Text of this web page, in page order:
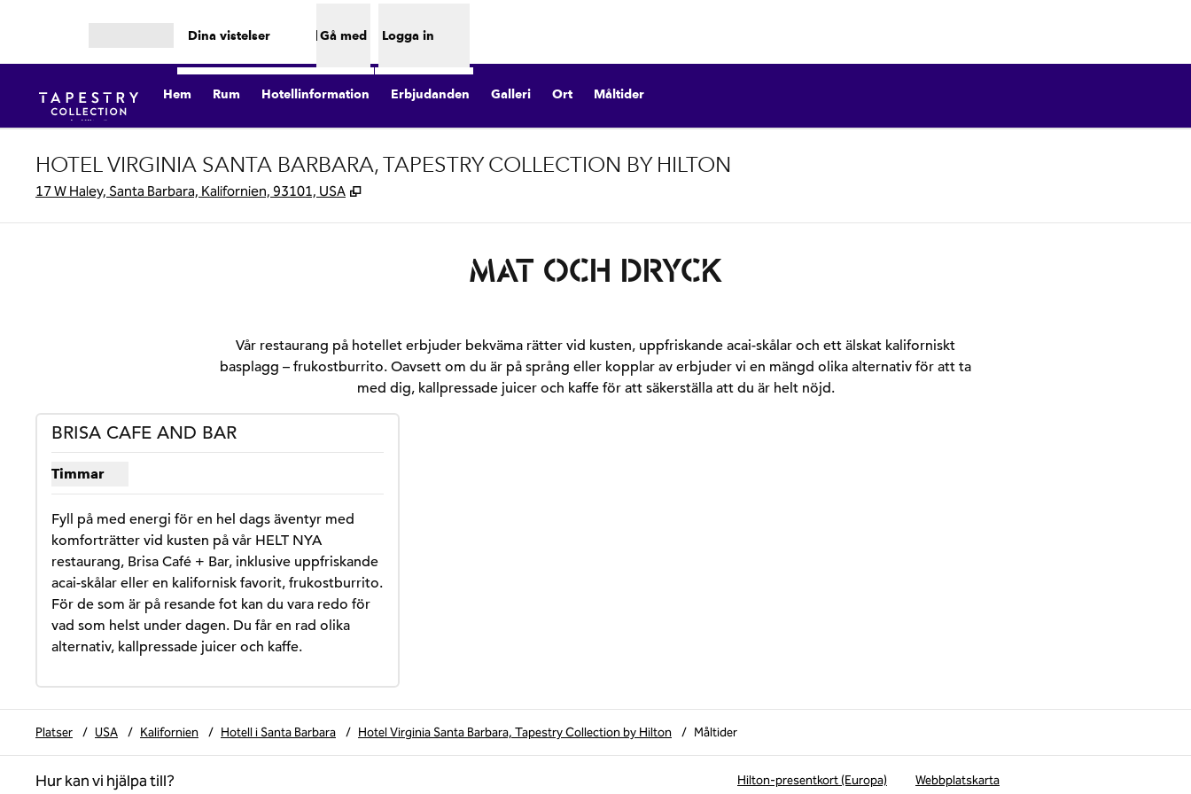
Dina vistelser Gå med Logga in
Hem Rum Hotellinformation Erbjudanden Galleri Ort Måltider
HOTEL VIRGINIA SANTA BARBARA, TAPESTRY COLLECTION BY HILTON
17 W Haley, Santa Barbara, Kalifornien, 93101, USA ,
MAT OCH DRYCK
Vår restaurang på hotellet erbjuder bekväma rätter vid kusten, uppfriskande acai-skålar och ett älskat kaliforniskt
basplagg – frukostburrito. Oavsett om du är på språng eller kopplar av erbjuder vi en mängd olika alternativ för att ta
med dig, kallpressade juicer och kaffe för att säkerställa att du är helt nöjd.
BRISA CAFE AND BAR
Timmar
Visa timmar för Brisa Cafe and Bar
Fyll på med energi för en hel dags äventyr med
komforträtter vid kusten på vår HELT NYA
restaurang, Brisa Café + Bar, inklusive uppfriskande
acai-skålar eller en kalifornisk favorit, frukostburrito.
För de som är på resande fot kan du vara redo för
vad som helst under dagen. Du får en rad olika
alternativ, kallpressade juicer och kaffe.
Platser / USA / Kalifornien / Hotell i Santa Barbara / Hotel Virginia Santa Barbara, Tapestry Collection by Hilton / Måltider
Hur kan vi hjälpa till? Hilton-presentkort (Europa) Webbplatskarta